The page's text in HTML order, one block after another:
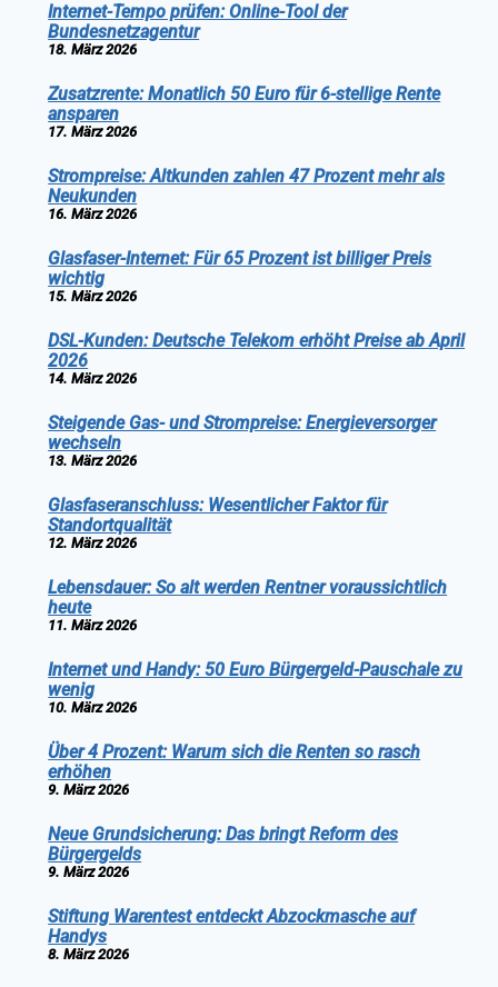
Internet-Tempo prüfen: Online-Tool der
Bundesnetzagentur
18. März 2026
Zusatzrente: Monatlich 50 Euro für 6-stellige Rente
ansparen
17. März 2026
Strompreise: Altkunden zahlen 47 Prozent mehr als
Neukunden
16. März 2026
Glasfaser-Internet: Für 65 Prozent ist billiger Preis
wichtig
15. März 2026
DSL-Kunden: Deutsche Telekom erhöht Preise ab April
2026
14. März 2026
Steigende Gas- und Strompreise: Energieversorger
wechseln
13. März 2026
Glasfaseranschluss: Wesentlicher Faktor für
Standortqualität
12. März 2026
Lebensdauer: So alt werden Rentner voraussichtlich
heute
11. März 2026
Internet und Handy: 50 Euro Bürgergeld-Pauschale zu
wenig
10. März 2026
Über 4 Prozent: Warum sich die Renten so rasch
erhöhen
9. März 2026
Neue Grundsicherung: Das bringt Reform des
Bürgergelds
9. März 2026
Stiftung Warentest entdeckt Abzockmasche auf
Handys
8. März 2026